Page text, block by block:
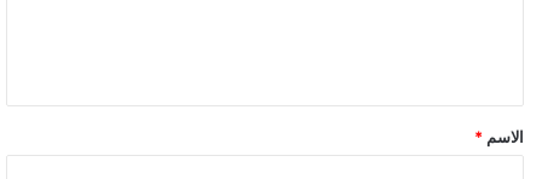
الاسم *